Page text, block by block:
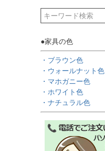
●家具の色
・ブラウン色
・ウォールナット色
・マホガニー色
・ホワイト色
・ナチュラル色